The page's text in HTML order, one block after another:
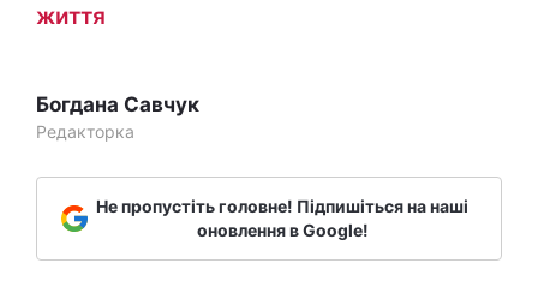
життя
Богдана Савчук
Редакторка
Не пропустіть головне! Підпишіться на наші
оновлення в Google!